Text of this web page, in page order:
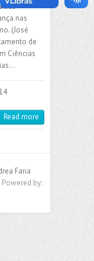
nas
(José
de
Ciências
Read more
Faria
Powered by: